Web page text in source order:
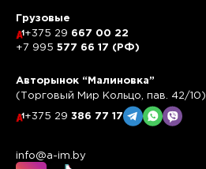
Грузовые
+375 29 667 00 22
+7 995 577 66 17 (РФ)
Авторынок “Малиновка”
(Торговый Мир Кольцо, пав. 42/10)
+375 29 386 77 17
info@a-im.by